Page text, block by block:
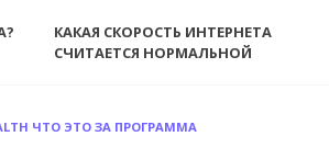
КАКАЯ СКОРОСТЬ ИНТЕРНЕТА
СЧИТАЕТСЯ НОРМАЛЬНОЙ
ЧТО ЭТО ЗА ПРОГРАММА